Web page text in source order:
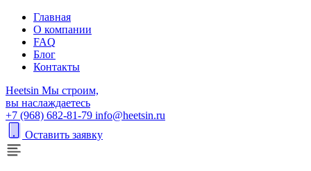
Главная
О компании
FAQ
Блог
Контакты
Heetsin Мы строим,
вы наслаждаетесь
+7 (968) 682-81-79 info@heetsin.ru
Оставить заявку